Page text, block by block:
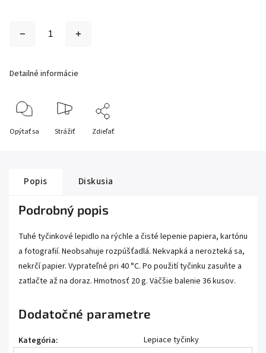
Detailné informácie
Opýtať sa Strážiť Zdieľať
Popis Diskusia
Podrobný popis
Tuhé tyčinkové lepidlo na rýchle a čisté lepenie papiera, kartónu
a fotografií. Neobsahuje rozpúšťadlá. Nekvapká a nerozteká sa,
nekrčí papier. Vyprateľné pri 40 °C. Po použití tyčinku zasuňte a
zatlačte až na doraz. Hmotnosť 20 g. Väčšie balenie 36 kusov.
Dodatočné parametre
Kategória:
Lepiace tyčinky